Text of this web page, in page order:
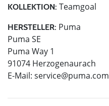
KOLLEKTION: Teamgoal
HERSTELLER: Puma
Puma SE
Puma Way 1
91074 Herzogenaurach
E-Mail: service@puma.com